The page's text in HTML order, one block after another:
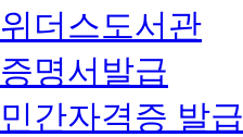
위더스도서관
증명서발급
민간자격증 발급